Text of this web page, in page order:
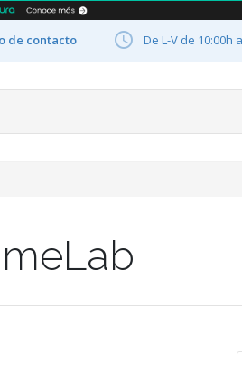
de contacto  De L-V de 10:00h